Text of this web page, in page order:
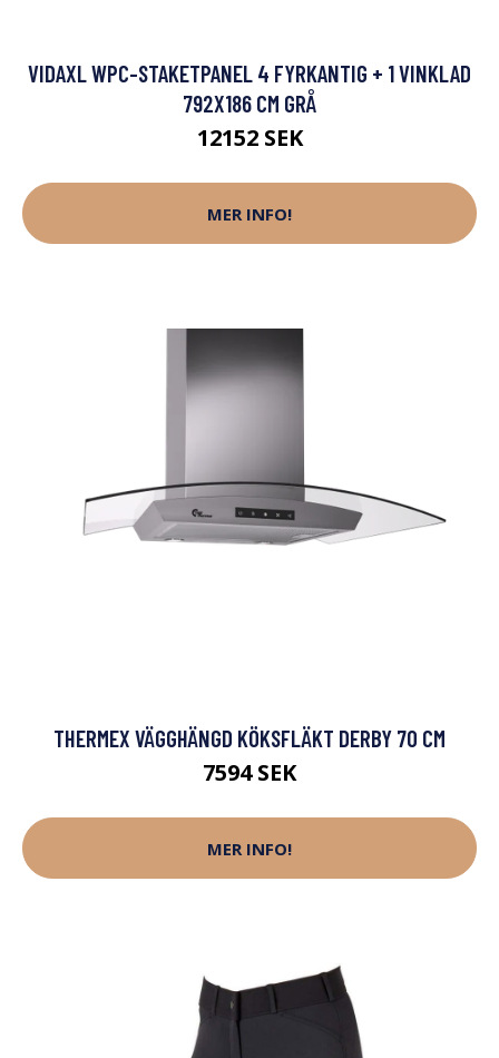
VIDAXL WPC-STAKETPANEL 4 FYRKANTIG + 1 VINKLAD
792X186 CM GRÅ
12152 SEK
MER INFO!
THERMEX VÄGGHÄNGD KÖKSFLÄKT DERBY 70 CM
7594 SEK
MER INFO!